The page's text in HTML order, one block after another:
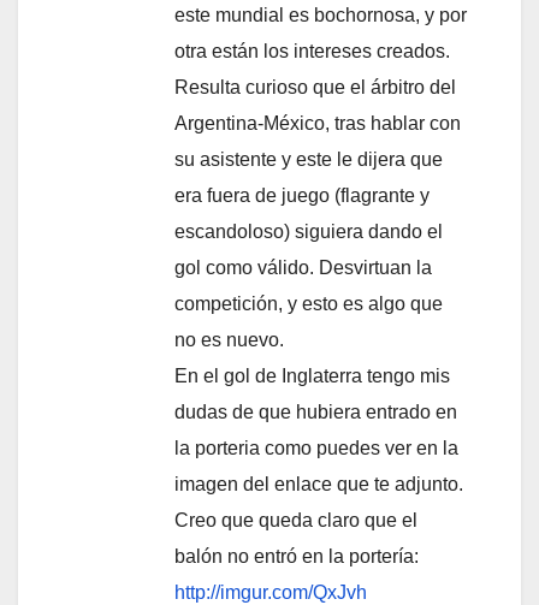
este mundial es bochornosa, y por
otra están los intereses creados.
Resulta curioso que el árbitro del
Argentina-México, tras hablar con
su asistente y este le dijera que
era fuera de juego (flagrante y
escandoloso) siguiera dando el
gol como válido. Desvirtuan la
competición, y esto es algo que
no es nuevo.
En el gol de Inglaterra tengo mis
dudas de que hubiera entrado en
la porteria como puedes ver en la
imagen del enlace que te adjunto.
Creo que queda claro que el
balón no entró en la portería:
http://imgur.com/QxJvh